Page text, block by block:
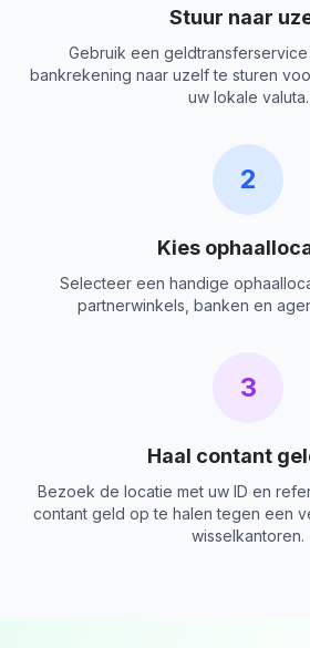
Stuur naar
Gebruik een
bankrekening naar uzelf te sturen
uw lokale valuta.
2
Kies
Selecteer een handige
partnerwinkels, banken en
3
Haal contant
Bezoek de locatie met uw ID en
contant geld op te halen tegen een
wisselkantoren.